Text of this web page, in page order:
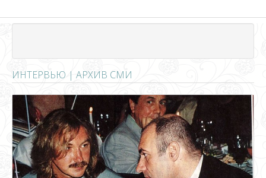
ИНТЕРВЬЮ | АРХИВ СМИ